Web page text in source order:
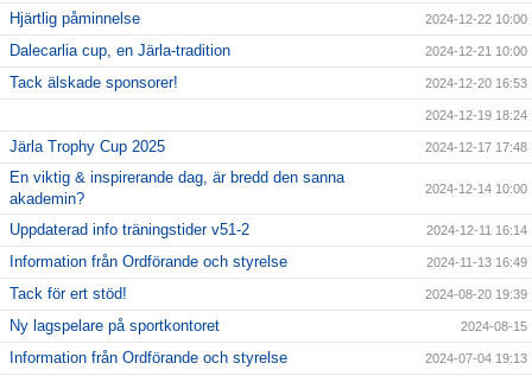
Hjärtlig påminnelse 2024-12-22 10:00
Dalecarlia cup, en Järla-tradition 2024-12-21 10:00
Tack älskade sponsorer! 2024-12-20 16:53
2024-12-19 18:24
Järla Trophy Cup 2025 2024-12-17 17:48
En viktig & inspirerande dag, är bredd den sanna
akademin?
2024-12-14 10:00
Uppdaterad info träningstider v51-2 2024-12-11 16:14
Information från Ordförande och styrelse 2024-11-13 16:49
Tack för ert stöd! 2024-08-20 19:39
Ny lagspelare på sportkontoret 2024-08-15
Information från Ordförande och styrelse 2024-07-04 19:13